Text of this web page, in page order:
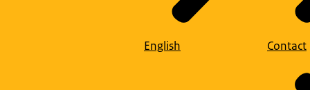
English Contact